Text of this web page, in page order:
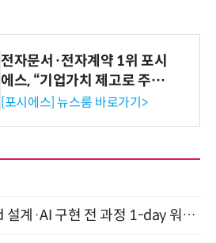
전자문서·전자계약 1위 포시
에스, “기업가치 제고로 주주
환원 강화” 계획 공시
[포시에스] 뉴스룸 바로가기>
UX 기획·DESIGN.md 설계·AI 구현 전 과정 1-day 워크숍 with Claude Code·Codex 9월 15일 개최